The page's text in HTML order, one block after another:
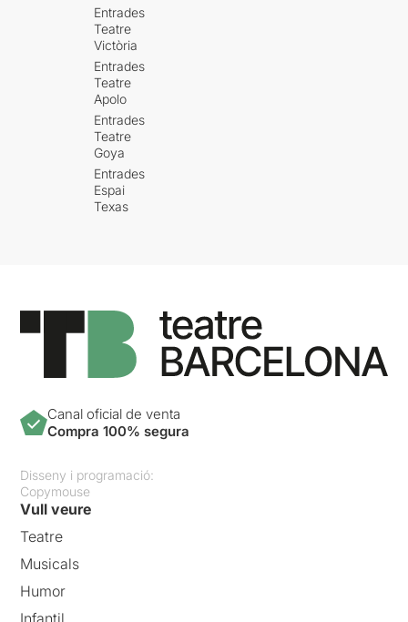
Entrades
Teatre
Victòria
Entrades
Teatre
Apolo
Entrades
Teatre
Goya
Entrades
Espai
Texas
Canal oficial de venta
Compra 100% segura
Disseny i programació:
Copymouse
Vull veure
Teatre
Musicals
Humor
Infantil